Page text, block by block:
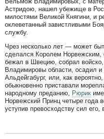
Астридою, нашел убежище в
милостями Великой Княгини, и
оклеветанный завистливыми
службу.
Чрез несколько лет — может
сделался Королем Норвежским,
бежал в Швецию, собрал
Владимировы области, осадил и
Альдейгабург, или, как
обыкновенно приставали
народному преданию,
Рюрик
Норвежский Принц четыре года
уступив превосходству сил его,